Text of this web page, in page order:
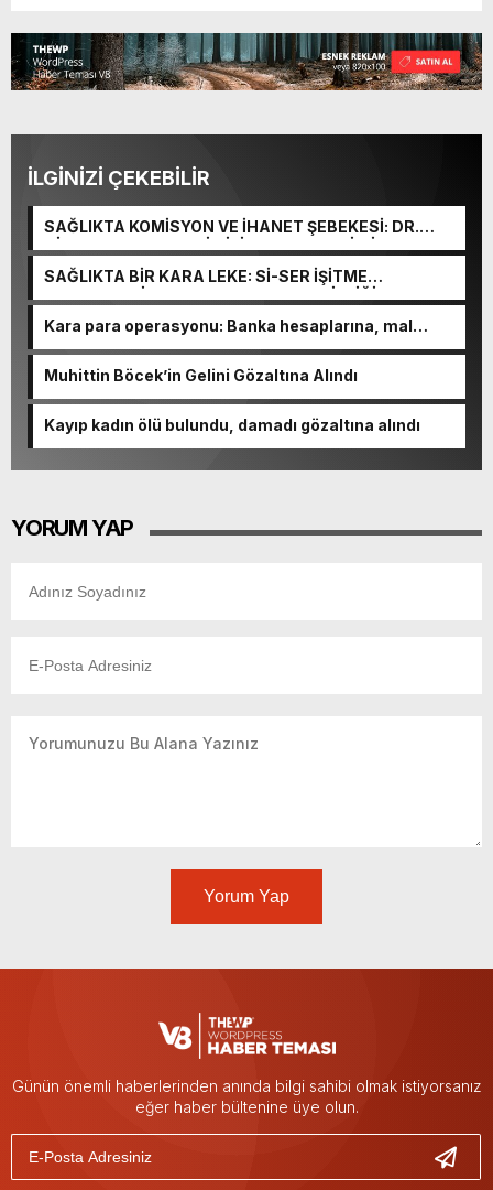
İLGİNİZİ ÇEKEBİLİR
SAĞLIKTA KOMİSYON VE İHANET ŞEBEKESİ: DR.
NİHAT URUÇ VE SEMİH İŞİTME MERKEZİ’NİN SGK
VURGUNU!
SAĞLIKTA BİR KARA LEKE: Sİ-SER İŞİTME
MERKEZLERİ VE MODERN UMUT TACİRLİĞİ
Kara para operasyonu: Banka hesaplarına, mal
Muhittin Böcek’in Gelini Gözaltına Alındı
Kayıp kadın ölü bulundu, damadı gözaltına alındı
YORUM YAP
Yorum Yap
Günün önemli haberlerinden anında bilgi sahibi olmak istiyorsanız
eğer haber bültenine üye olun.